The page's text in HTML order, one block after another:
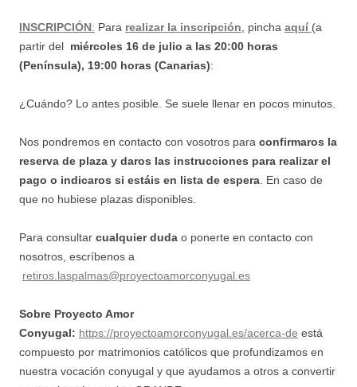
INSCRIPCIÓN: Para realizar la inscripción , pincha aquí (a
partir del miércoles 16 de julio a las 20:00 horas
(Península), 19:00 horas (Canarias):
¿Cuándo? Lo antes posible. Se suele llenar en pocos minutos.
Nos pondremos en contacto con vosotros para confirmaros la
reserva de plaza y daros las instrucciones para realizar el
pago o indicaros si estáis en lista de espera . En caso de
que no hubiese plazas disponibles.
Para consultar cualquier duda o ponerte en contacto con
nosotros, escríbenos a
retiros.laspalmas@proyectoamorconyugal.es
Sobre Proyecto Amor
Conyugal: https://proyectoamorconyugal.es/acerca-de está
compuesto por matrimonios católicos que profundizamos en
nuestra vocación conyugal y que ayudamos a otros a convertir